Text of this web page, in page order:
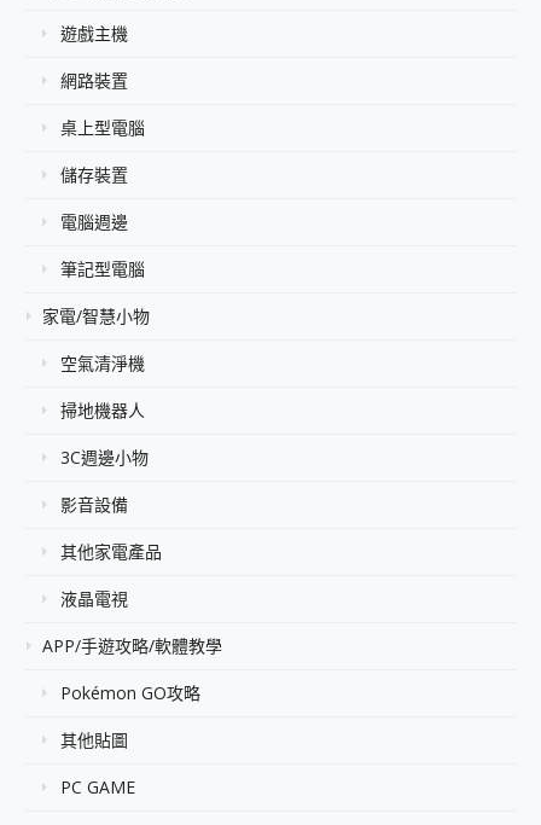
遊戲主機
網路裝置
桌上型電腦
儲存裝置
電腦週邊
筆記型電腦
家電/智慧小物
空氣清淨機
掃地機器人
3C週邊小物
影音設備
其他家電產品
液晶電視
APP/手遊攻略/軟體教學
Pokémon GO攻略
其他貼圖
PC GAME